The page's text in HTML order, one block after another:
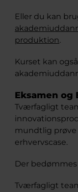
Eller du kan
produktion.
Kurset kan
Eksamen og
Tværfagligt
mundtlig prøve
erhvervscase.
Der
Tværfagligt